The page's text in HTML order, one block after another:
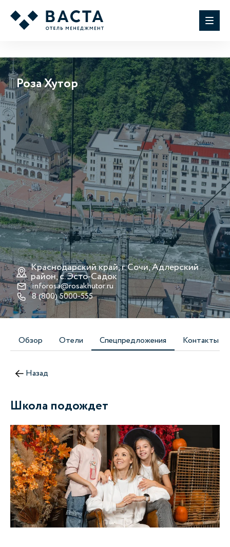
Роза Хутор
Краснодарский край, г. Сочи, Адлерский
район, с. Эсто-Cадок
inforosa@rosakhutor.ru
8 (800) 5000-555
Обзор Отели Спецпредложения Контакты
Назад
Школа подождет